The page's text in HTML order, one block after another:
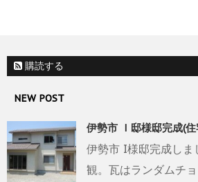
購読する
NEW POST
伊勢市 Ｉ邸様邸完成(
伊勢市 I様邸完成しま
観。瓦はランダムチ